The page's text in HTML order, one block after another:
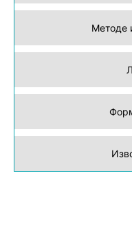
Методе